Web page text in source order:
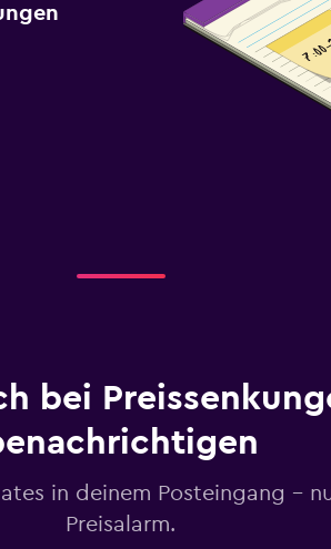
bei
in deinem Posteingang –
Preisalarm.